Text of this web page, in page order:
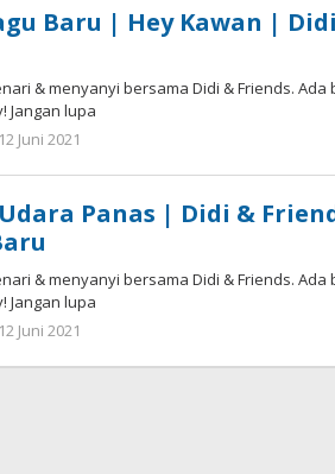
Baru | Hey Kawan |
& menyanyi bersama Didi & Friends.
Jangan lupa
12 Juni 2021
Panas | Didi &
& menyanyi bersama Didi & Friends.
Jangan lupa
12 Juni 2021